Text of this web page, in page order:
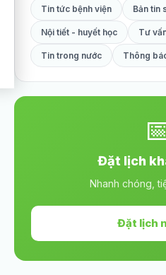
Tin tức bệnh viện Bản tin
Nội tiết - huyết học Tư
Tin trong nước Thông
Đặt lịch
Nhanh chóng,
Đặt lịch